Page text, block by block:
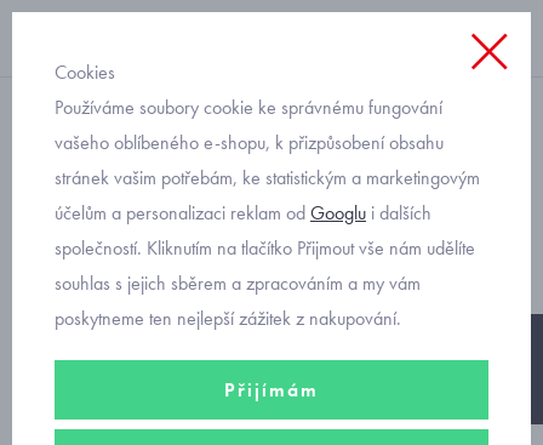
na zip s kapucí
dětská mikina safari motiv
Mayoral 3408-80
Cookies
Používáme soubory cookie ke správnému fungování
vašeho oblíbeného e-shopu, k přizpůsobení obsahu
stránek vašim potřebám, ke statistickým a marketingovým
účelům a personalizaci reklam odGooglu i dalších
společností. Kliknutím na tlačítko Přijmout vše nám udělíte
souhlas s jejich sběrem a zpracováním a my vám
poskytneme ten nejlepší zážitek z nakupování.
Přijímám